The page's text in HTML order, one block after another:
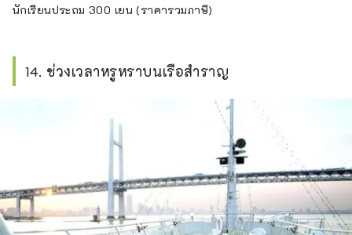
นักเรียนประถม 300 เยน (ราคารวมภาษี)
14. ช่วงเวลาหรูหราบนเรือสำราญ